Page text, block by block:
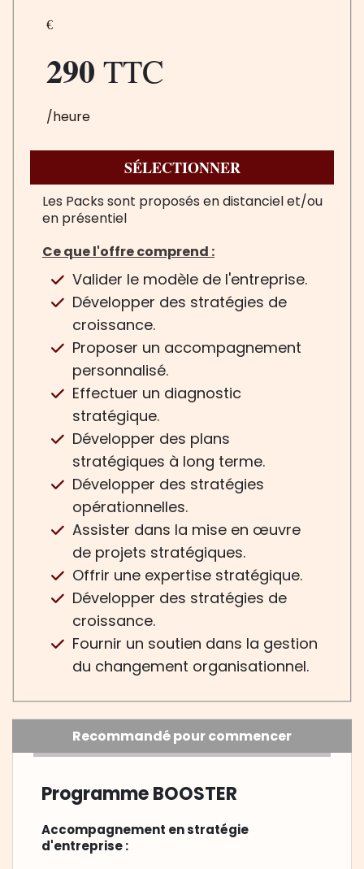
€
290 TTC
/heure
SÉLECTIONNER
Les Packs sont proposés en distanciel et/ou
en présentiel
Ce que l'offre comprend :
Valider le modèle de l'entreprise.
Développer des stratégies de
croissance.
Proposer un accompagnement
personnalisé.
Effectuer un diagnostic
stratégique.
Développer des plans
stratégiques à long terme.
Développer des stratégies
opérationnelles.
Assister dans la mise en œuvre
de projets stratégiques.
Offrir une expertise stratégique.
Développer des stratégies de
croissance.
Fournir un soutien dans la gestion
du changement organisationnel.
Recommandé pour commencer
Programme BOOSTER
Accompagnement en stratégie
d'entreprise :